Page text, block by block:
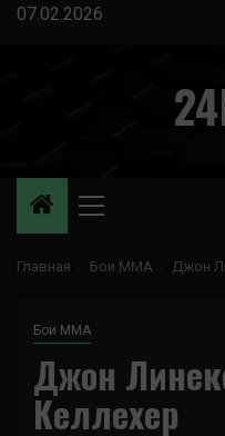
Перейти
07.02.2026
Основное
Главная Бои ММА Джон
Бои ММА
Джон
Келлехер